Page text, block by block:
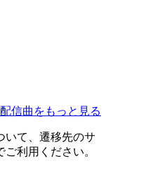
信曲をもっと見る
て、遷移先のサ
利用ください。